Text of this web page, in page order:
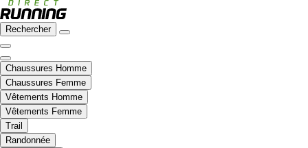
Rechercher
Chaussures Homme
Chaussures Femme
Vêtements Homme
Vêtements Femme
Trail
Randonnée